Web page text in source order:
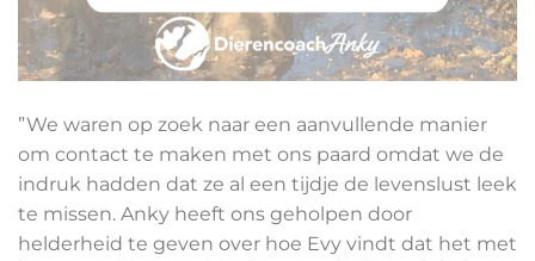
”We waren op zoek naar een aanvullende manier
om contact te maken met ons paard omdat we de
indruk hadden dat ze al een tijdje de levenslust leek
te missen. Anky heeft ons geholpen door
helderheid te geven over hoe Evy vindt dat het met